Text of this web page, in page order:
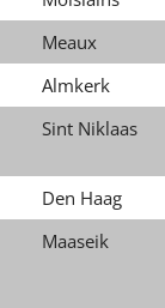
Meaux
Almkerk
Sint Niklaas
Den Haag
Maaseik